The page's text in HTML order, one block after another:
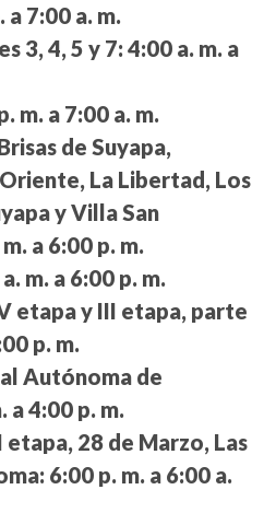
a 7:00 a. m.
3, 4, 5 y 7: 4:00 a. m. a
m. a 7:00 a. m.
de Suyapa,
La Libertad, Los
y Villa San
a 6:00 p. m.
m. a 6:00 p. m.
etapa y III etapa, parte
p. m.
Autónoma de
a 4:00 p. m.
28 de Marzo, Las
6:00 p. m. a 6:00 a.